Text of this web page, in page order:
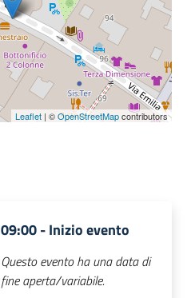
Leaflet | ©OpenStreetMapcontributors
09:00 -Inizio evento
Questo evento ha una data di
fine aperta/variabile.